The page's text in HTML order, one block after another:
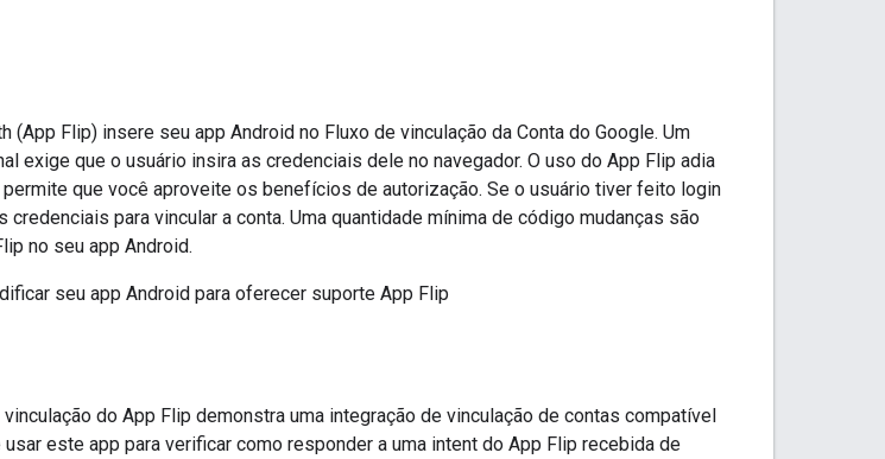
(App Flip) insere seu app Android no Fluxo de vinculação da Conta do Google. Um
exige que o usuário insira as credenciais dele no navegador. O uso do App Flip adia
permite que você aproveite os benefícios de autorização. Se o usuário tiver feito login
credenciais para vincular a conta. Uma quantidade mínima de código mudanças são
no seu app Android.
seu app Android para oferecer suporte App Flip
do App Flip demonstra uma integração de vinculação de contas compatível
usar este app para verificar como responder a uma intent do App Flip recebida de